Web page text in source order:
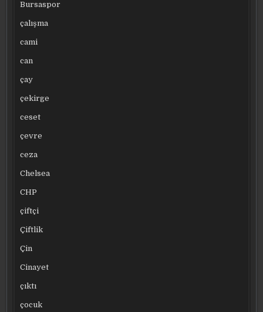
Bursaspor
çalışma
cami
can
çay
çekirge
ceset
çevre
ceza
Chelsea
CHP
çiftçi
Çiftlik
Çin
Cinayet
çıktı
çocuk